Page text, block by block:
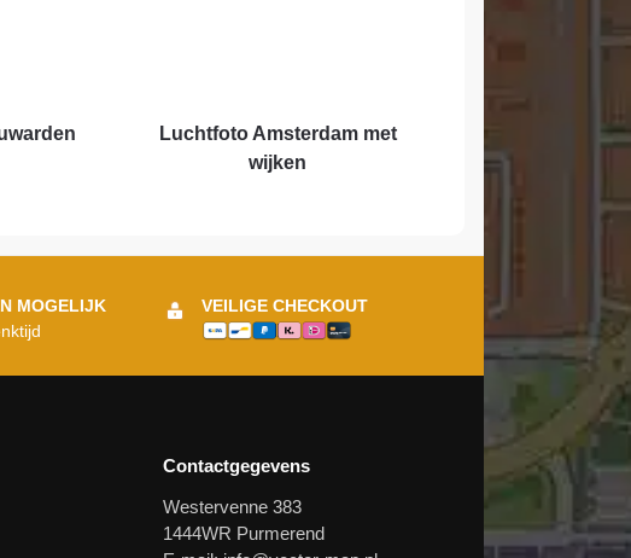
Luchtfoto Amsterdam met
wijken
MOGELIJK
VEILIGE CHECKOUT
Contactgegevens
Westervenne 383
1444WR Purmerend